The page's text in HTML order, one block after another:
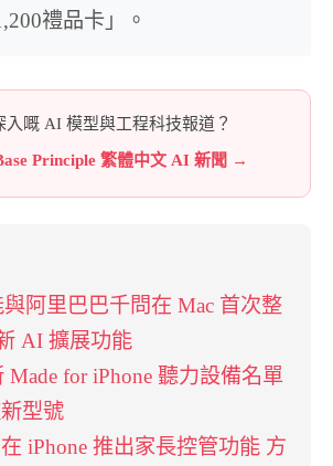
禮品卡」。
入嘅 AI 模型與工程科技報道？
Principle 繁體中文 AI 新聞 →
阿里巴巴千問在 Mac 首次整
AI 擴展功能
Made for iPhone 聽力設備名單
型號
iPhone 推出家長控管功能 方